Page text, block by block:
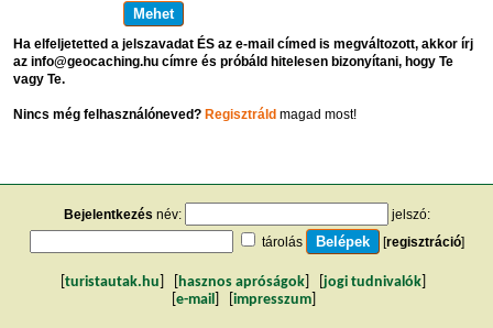
Ha elfeljetetted a jelszavadat ÉS az e-mail címed is megváltozott, akkor írj
az info@geocaching.hu címre és próbáld hitelesen bizonyítani, hogy Te
vagy Te.
Nincs még felhasználóneved? Regisztráldmagad most!
Bejelentkezés név:
jelszó:
tárolás
[regisztráció]
turistautak.hu hasznos apróságok jogi tudnivalók
e-mail impresszum]